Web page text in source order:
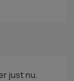
just nu.